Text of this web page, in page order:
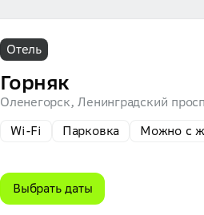
Отель
Горняк
Оленегорск, Ленинградский
Wi-Fi
Парковка Можно с
Выбрать даты